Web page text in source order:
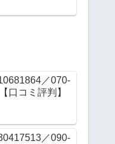
／070-
口コミ評判】
／090-